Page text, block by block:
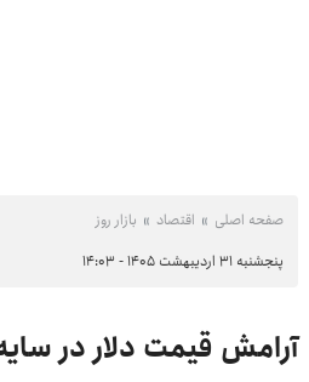
صفحه اصلی اقتصاد بازار روز
پنجشنبه ۳۱ اردیبهشت ۱۴۰۵ - ۱۴:۰۳
آرامش قیمت دلار در